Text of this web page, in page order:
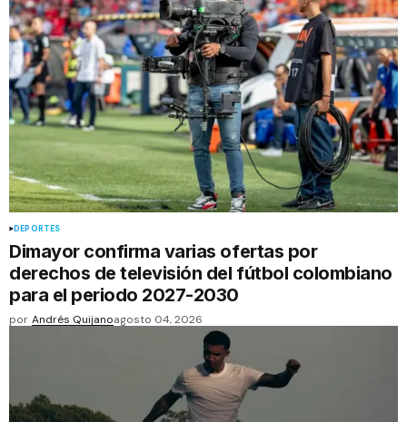
DEPORTES
Dimayor confirma varias ofertas por
derechos de televisión del fútbol colombiano
para el periodo 2027-2030
por Andrés Quijanoagosto 04, 2026